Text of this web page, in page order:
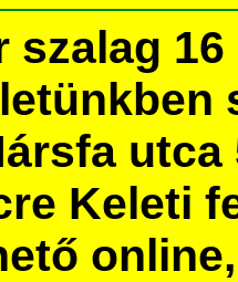
szalag
utca
Keleti